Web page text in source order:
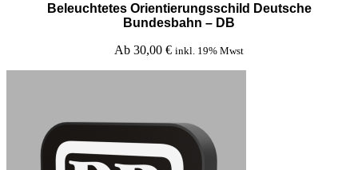
Beleuchtetes Orientierungsschild Deutsche
Bundesbahn – DB
Ab 30,00 € inkl. 19% Mwst